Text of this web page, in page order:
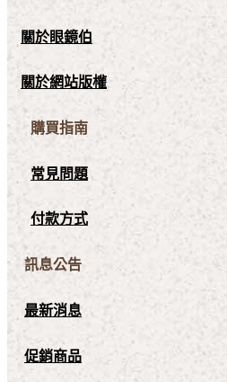
關於眼鏡伯
關於網站版權
購買指南
常見問題
付款方式
訊息公告
最新消息
促銷商品